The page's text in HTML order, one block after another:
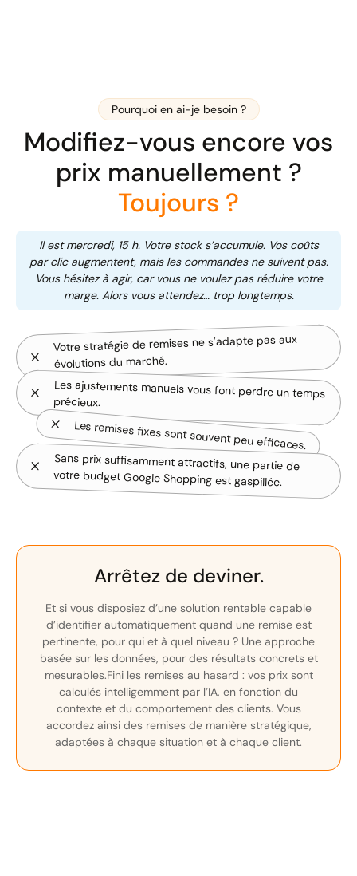
Pourquoi en ai-je besoin ?
Modifiez-vous encore vos
prix manuellement ?
Toujours ?
Il est mercredi, 15 h. Votre stock s’accumule. Vos coûts
par clic augmentent, mais les commandes ne suivent pas.
Vous hésitez à agir, car vous ne voulez pas réduire votre
marge. Alors vous attendez… trop longtemps.
Votre stratégie de remises ne s’adapte pas aux
évolutions du marché.
Les ajustements manuels vous font perdre un temps
précieux.
Les remises fixes sont souvent peu efficaces.
Sans prix suffisamment attractifs, une partie de
votre budget Google Shopping est gaspillée.
Arrêtez de deviner.
Et si vous disposiez d’une solution rentable capable
d’identifier automatiquement quand une remise est
pertinente, pour qui et à quel niveau ? Une approche
basée sur les données, pour des résultats concrets et
mesurables.Fini les remises au hasard : vos prix sont
calculés intelligemment par l’IA, en fonction du
contexte et du comportement des clients. Vous
accordez ainsi des remises de manière stratégique,
adaptées à chaque situation et à chaque client.